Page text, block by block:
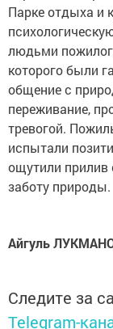
Парке отдыха и
людьми
которого были
общение с
переживание,
тревогой.
испытали
ощутили прилив
заботу природы.
Айгуль
Следите за
Telegram-